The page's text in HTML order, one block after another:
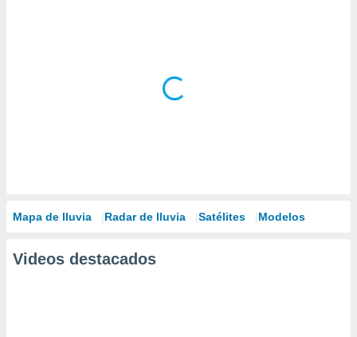
Mapa de lluvia Radar de lluvia Satélites Modelos
Videos destacados